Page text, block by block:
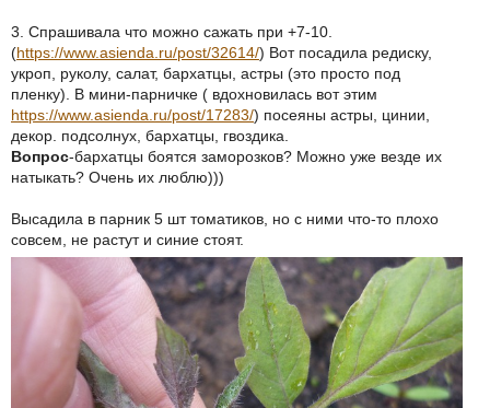
3. Спрашивала что можно сажать при +7-10.
(https://www.asienda.ru/post/32614/) Вот посадила редиску,
укроп, руколу, салат, бархатцы, астры (это просто под
пленку). В мини-парничке ( вдохновилась вот этим
https://www.asienda.ru/post/17283/) посеяны астры, цинии,
декор. подсолнух, бархатцы, гвоздика.
Вопрос-бархатцы боятся заморозков? Можно уже везде их
натыкать? Очень их люблю)))
Высадила в парник 5 шт томатиков, но с ними что-то плохо
совсем, не растут и синие стоят.